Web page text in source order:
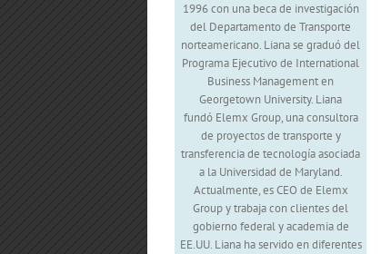
1996 con una beca de investigación
del Departamento de Transporte
norteamericano. Liana se graduó del
Programa Ejecutivo de International
Business Management en
Georgetown University. Liana
fundó Elemx Group, una consultora
de proyectos de transporte y
transferencia de tecnología asociada
a la Universidad de Maryland.
Actualmente, es CEO de Elemx
Group y trabaja con clientes del
gobierno federal y academia de
EE.UU. Liana ha servido en diferentes